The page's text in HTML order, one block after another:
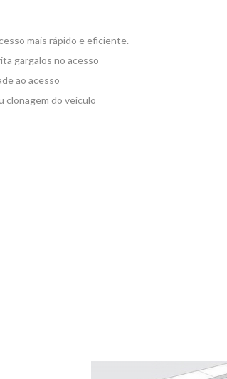
mais rápido e eficiente.
gargalos no acesso
ao acesso
clonagem do veículo